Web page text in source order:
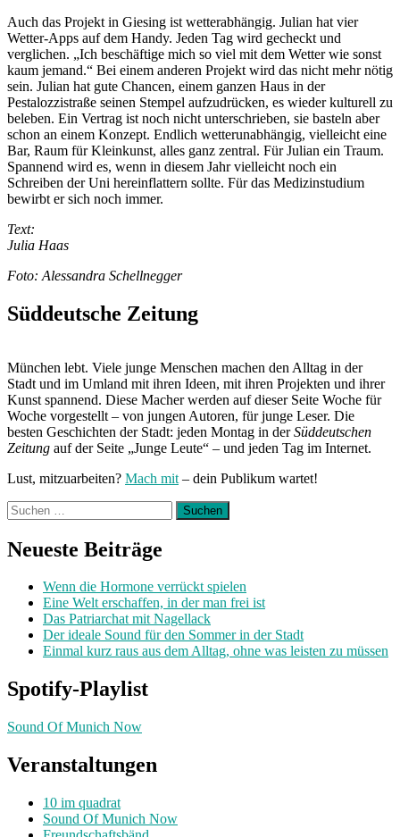
Auch das Projekt in Giesing ist wetterabhängig. Julian hat vier
Wetter-Apps auf dem Handy. Jeden Tag wird gecheckt und
verglichen. „Ich beschäftige mich so viel mit dem Wetter wie sonst
kaum jemand.“ Bei einem anderen Projekt wird das nicht mehr nötig
sein. Julian hat gute Chancen, einem ganzen Haus in der
Pestalozzistraße seinen Stempel aufzudrücken, es wieder kulturell zu
beleben. Ein Vertrag ist noch nicht unterschrieben, sie basteln aber
schon an einem Konzept. Endlich wetterunabhängig, vielleicht eine
Bar, Raum für Kleinkunst, alles ganz zentral. Für Julian ein Traum.
Spannend wird es, wenn in diesem Jahr vielleicht noch ein
Schreiben der Uni hereinflattern sollte. Für das Medizinstudium
bewirbt er sich noch immer.
Text:
Julia Haas
Foto: Alessandra Schellnegger
Süddeutsche Zeitung
München lebt. Viele junge Menschen machen den Alltag in der
Stadt und im Umland mit ihren Ideen, mit ihren Projekten und ihrer
Kunst spannend. Diese Macher werden auf dieser Seite Woche für
Woche vorgestellt – von jungen Autoren, für junge Leser. Die
besten Geschichten der Stadt: jeden Montag in derSüddeutschen
Zeitung auf der Seite „Junge Leute“ – und jeden Tag im Internet.
Lust, mitzuarbeiten? Mach mit – dein Publikum wartet!
Suchen
nach:
Neueste Beiträge
Wenn die Hormone verrückt spielen
Eine Welt erschaffen, in der man frei ist
Das Patriarchat mit Nagellack
Der ideale Sound für den Sommer in der Stadt
Einmal kurz raus aus dem Alltag, ohne was leisten zu müssen
Spotify-Playlist
Sound Of Munich Now
Veranstaltungen
10 im quadrat
Sound Of Munich Now